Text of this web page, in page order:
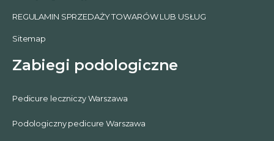
REGULAMIN SPRZEDAŻY TOWARÓW LUB USŁUG
Sitemap
Zabiegi podologiczne
Pedicure leczniczy Warszawa
Podologiczny pedicure Warszawa